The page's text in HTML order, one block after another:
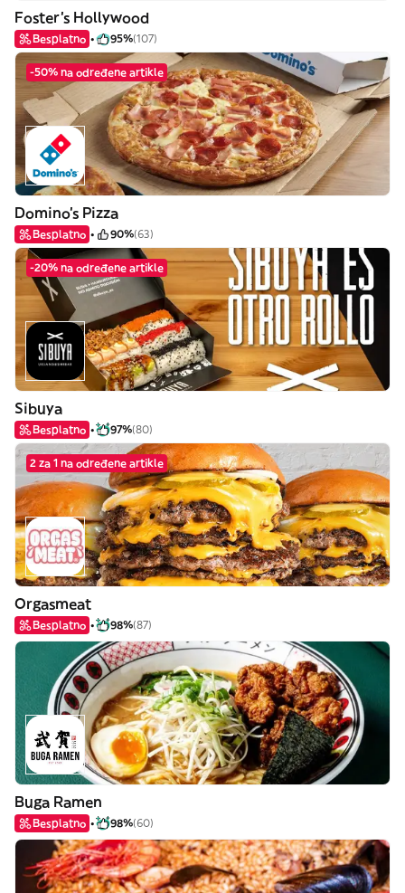
Foster's Hollywood
Besplatno 95%(107)
-50% na određene artikle
Domino's Pizza
Besplatno 90%(63)
-20% na određene artikle
Sibuya
Besplatno 97%(80)
2 za 1 na određene artikle
Orgasmeat
Besplatno 98%(87)
Buga Ramen
Besplatno 98%(60)